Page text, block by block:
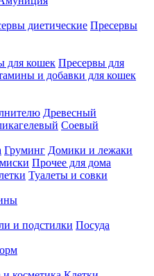
диетические Пресервы
для кошек Пресервы для
и добавки для кошек
Древесный
Соевый
Груминг Домики и лежаки
Прочее для дома
Туалеты и совки
и подстилки Посуда